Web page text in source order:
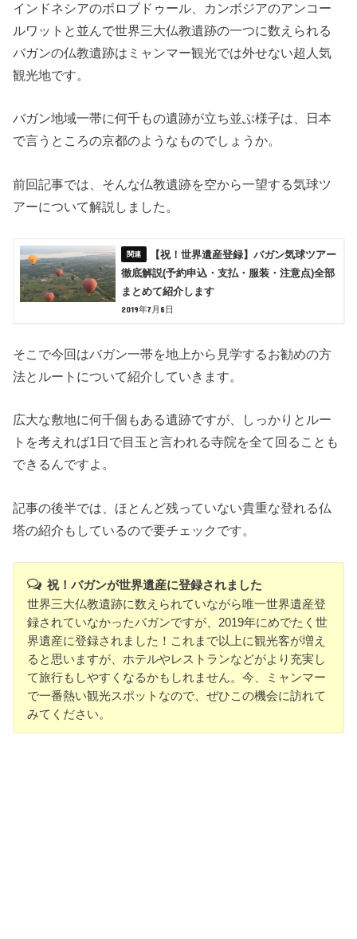
インドネシアのボロブドゥール、カンボジアのアンコー
ルワットと並んで世界三大仏教遺跡の一つに数えられる
バガンの仏教遺跡はミャンマー観光では外せない超人気
観光地です。
バガン地域一帯に何千もの遺跡が立ち並ぶ様子は、日本
で言うところの京都のようなものでしょうか。
前回記事では、そんな仏教遺跡を空から一望する気球ツ
アーについて解説しました。
【祝！世界遺産登録】バガン気球ツアー
徹底解説(予約申込・支払・服装・注意点)全部
まとめて紹介します
2019年7月8日
そこで今回はバガン一帯を地上から見学するお勧めの方
法とルートについて紹介していきます。
広大な敷地に何千個もある遺跡ですが、しっかりとルー
トを考えれば1日で目玉と言われる寺院を全て回ることも
できるんですよ。
記事の後半では、ほとんど残っていない貴重な登れる仏
塔の紹介もしているので要チェックです。
祝！バガンが世界遺産に登録されました
世界三大仏教遺跡に数えられていながら唯一世界遺産登
録されていなかったバガンですが、2019年にめでたく世
界遺産に登録されました！これまで以上に観光客が増え
ると思いますが、ホテルやレストランなどがより充実し
て旅行もしやすくなるかもしれません。今、ミャンマー
で一番熱い観光スポットなので、ぜひこの機会に訪れて
みてください。